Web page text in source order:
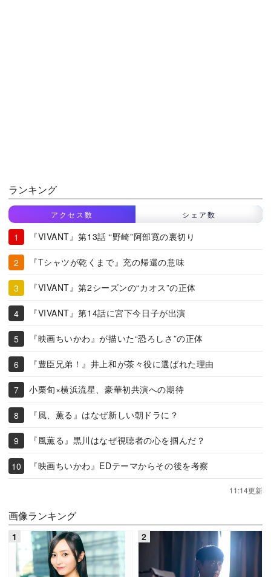
ランキング
アクセス数 シェア数
『VIVANT』第13話 “野崎”阿部寛の裏切り
『Tシャツが乾くまで』充の帰還の意味
『VIVANT』第2シーズンの“カオス”の正体
『VIVANT』第14話に宮下今日子が出演
『映画ちいかわ』が描いた“恐ろしさ”の正体
『豊臣兄弟！』井上和が茶々役に選ばれた理由
小栗旬×横浜流星、豪華初共演への期待
『風、薫る』はなぜ新しい朝ドラに？
『風薫る』黒川はなぜ視聴者の心を掴んだ？
『映画ちいかわ』EDテーマからその後を考察
11:14更新
画像ランキング